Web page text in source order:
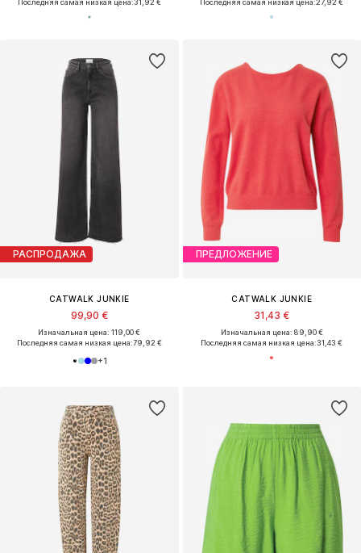
Последняя самая низкая цена:31,92 €
Последняя самая низкая цена:27,92 €
РАСПРОДАЖА
CATWALK JUNKIE
99,90 €
Изначальная цена: 119,00 €
Последняя самая низкая цена:79,92 €
+1
ПРЕДЛОЖЕНИЕ
CATWALK JUNKIE
31,43 €
Изначальная цена: 89,90 €
Последняя самая низкая цена:31,43 €